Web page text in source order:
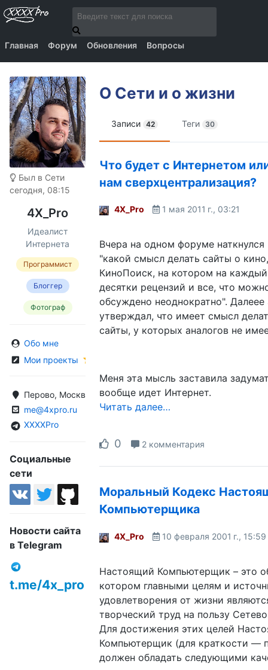
Главная Форум Обновления Вопросы
Был в Сети
сегодня, 08:15
4X_Pro
Идеалист
Интернета
Программист
Блоггер
Фотограф
Обо мне
Мои проекты
Перово, Москва, Россия
me@4xpro.ru
XXXXPro
Социальные
сети
Новости сайта
в Telegram
t.me/4x_pro
О Сети и о жизни
Записи 42 Теги 30
Что будет с Интернетом
нам сверхцентрализация?
4X_Pro 1 мая 2011 г., 03:21
Вчера на одном форуме наткнулся
"какой смысл делать сайты о
КиноПоиск, на котором на
десятки рецензий и все, что
обсуждено неоднократно". Далеее
утверждал, что имеет смысл
сайты, у которых аналогов не
Меня эта мысль заставила
вообще идет Интернет.
Читать далее…
0 2 комментария
Моральный Кодекс
Компьютерщика
4X_Pro 10 февраля 2001 г., 15:59
Настоящий Компьютерщик – это
котором главными целям и
удовлетворения от жизни
творческий труд на пользу
Для достижения этих целей
Компьютерщик (для краткости —
должен обладать следующими